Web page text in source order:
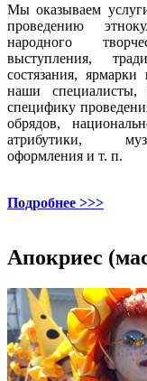
Мы оказываем
проведению
народного
выступления,
состязания,
наши
специфику
обрядов,
атрибутики,
оформления и т. п.
Подробнее >>>
Апокриес